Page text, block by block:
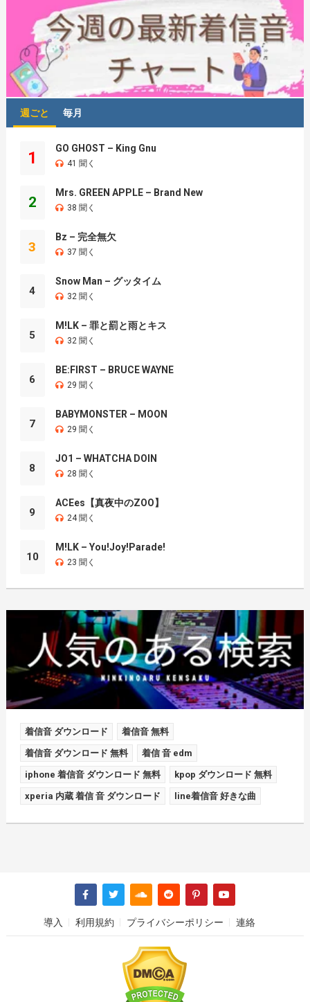
週ごと 毎月
1
GO GHOST – King Gnu
41 聞く
2
Mrs. GREEN APPLE – Brand New
38 聞く
3
Bz – 完全無欠
37 聞く
4
Snow Man – グッタイム
32 聞く
5
M!LK – 罪と罰と雨とキス
32 聞く
6
BE:FIRST – BRUCE WAYNE
29 聞く
7
BABYMONSTER – MOON
29 聞く
8
JO1 – WHATCHA DOIN
28 聞く
9
ACEes【真夜中のZOO】
24 聞く
10
M!LK – You!Joy!Parade!
23 聞く
着信音 ダウンロード 着信音 無料
着信音 ダウンロード 無料 着信 音 edm
iphone 着信音 ダウンロード 無料 kpop ダウンロード 無料
xperia 内蔵 着信 音 ダウンロード line着信音 好きな曲
導入 利用規約 プライバシーポリシー 連絡